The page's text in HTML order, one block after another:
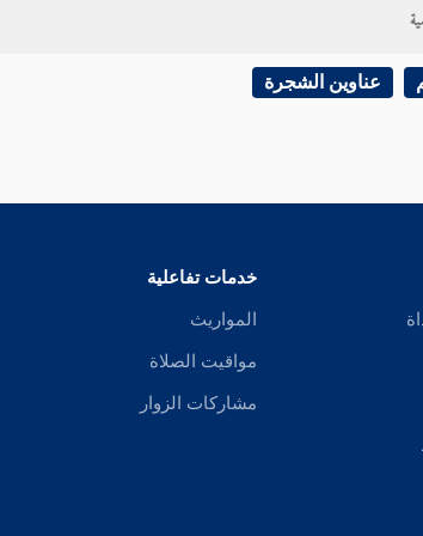
عناوين الشجرة
خدمات تفاعلية
المواريث
مواقيت الصلاة
مشاركات الزوار